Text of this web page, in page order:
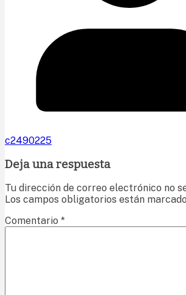
c2490225
Deja una respuesta
Tu dirección de correo electrónico no
Los campos obligatorios están
Comentario *